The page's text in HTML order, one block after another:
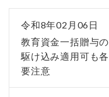
令和8年02月06日
教育資金一括贈与
駆け込み適用可も
要注意